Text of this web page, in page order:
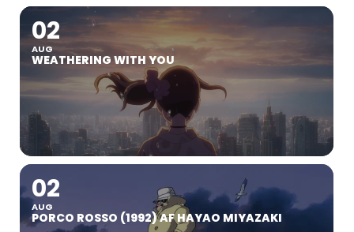
02
AUG
WEATHERING WITH YOU
02
AUG
PORCO ROSSO (1992) AF HAYAO MIYAZAKI